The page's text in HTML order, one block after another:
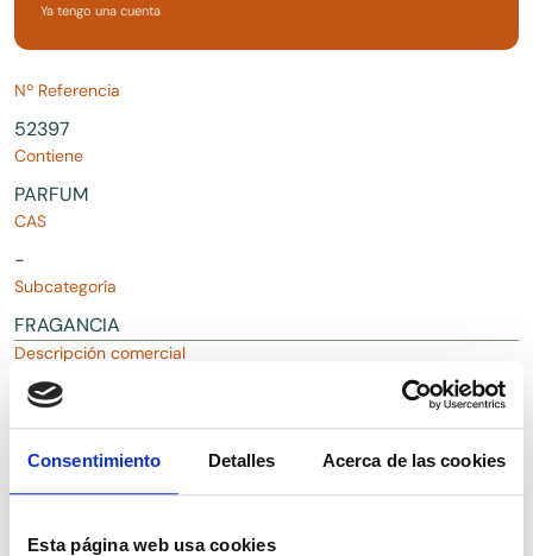
Consentimiento Detalles Acerca de las cookies
Esta página web usa cookies
Ya tengo una cuenta
Nº Referencia
52397
Contiene
PARFUM
CAS
-
Subcategoría
FRAGANCIA
Descripción comercial
Fragancia PARFEX para uso cosmético
Descargas
Presentaciones